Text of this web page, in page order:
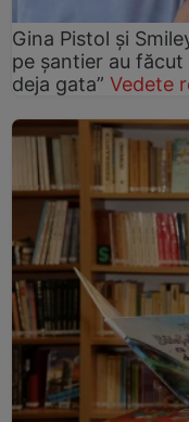
Gina Pistol și
pe șantier au
deja gata” Vedete